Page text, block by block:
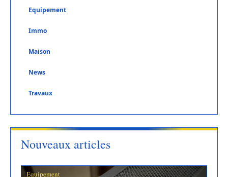
Equipement
Immo
Maison
News
Travaux
Nouveaux articles
Equipement